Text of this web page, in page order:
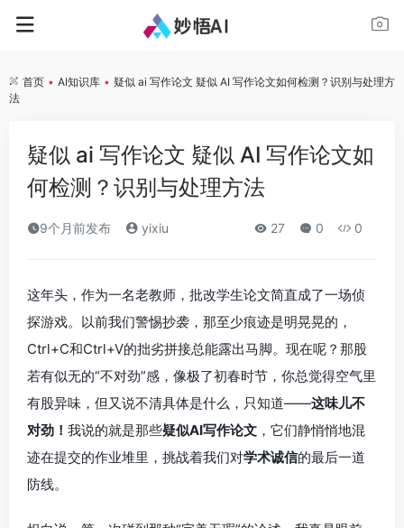
首页 • AI知识库 • 疑似 ai 写作论文 疑似 AI 写作论文如何检测？识别与处理方
法
疑似 ai 写作论文 疑似 AI 写作论文如
何检测？识别与处理方法
9个月前发布 yixiu 27 0 0
这年头，作为一名老教师，批改学生论文简直成了一场侦
探游戏。以前我们警惕抄袭，那至少痕迹是明晃晃的，
Ctrl+C和Ctrl+V的拙劣拼接总能露出马脚。现在呢？那股
若有似无的“不对劲”感，像极了初春时节，你总觉得空气里
有股异味，但又说不清具体是什么，只知道——这味儿不
对劲！ 我说的就是那些疑似AI写作论文 ，它们静悄悄地混
迹在提交的作业堆里，挑战着我们对学术诚信的最后一道
防线。